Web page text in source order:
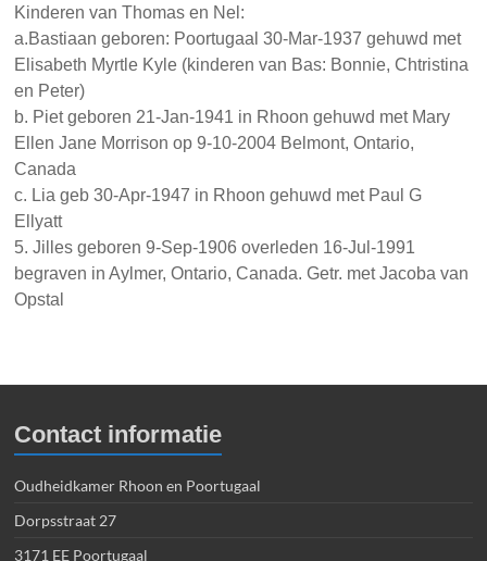
Kinderen van Thomas en Nel:
a.Bastiaan geboren: Poortugaal 30-Mar-1937 gehuwd met
Elisabeth Myrtle Kyle (kinderen van Bas: Bonnie, Chtristina
en Peter)
b. Piet geboren 21-Jan-1941 in Rhoon gehuwd met Mary
Ellen Jane Morrison op 9-10-2004 Belmont, Ontario,
Canada
c. Lia geb 30-Apr-1947 in Rhoon gehuwd met Paul G
Ellyatt
5. Jilles geboren 9-Sep-1906 overleden 16-Jul-1991
begraven in Aylmer, Ontario, Canada. Getr. met Jacoba van
Opstal
Contact informatie
Oudheidkamer Rhoon en Poortugaal
Dorpsstraat 27
3171 EE Poortugaal